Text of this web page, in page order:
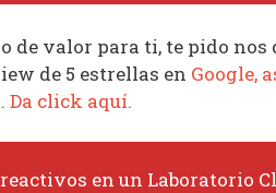
de valor para ti, te pido
de 5 estrellas en Google,
Da click aquí.
reactivos en un Laboratorio